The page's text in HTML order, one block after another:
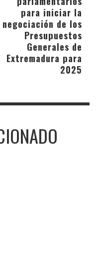
para iniciar la
negociación de los
Presupuestos
Generales de
Extremadura para
2025